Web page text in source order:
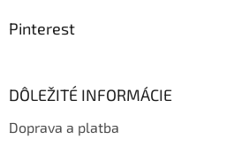
Pinterest
DÔLEŽITÉ INFORMÁCIE
Doprava a platba